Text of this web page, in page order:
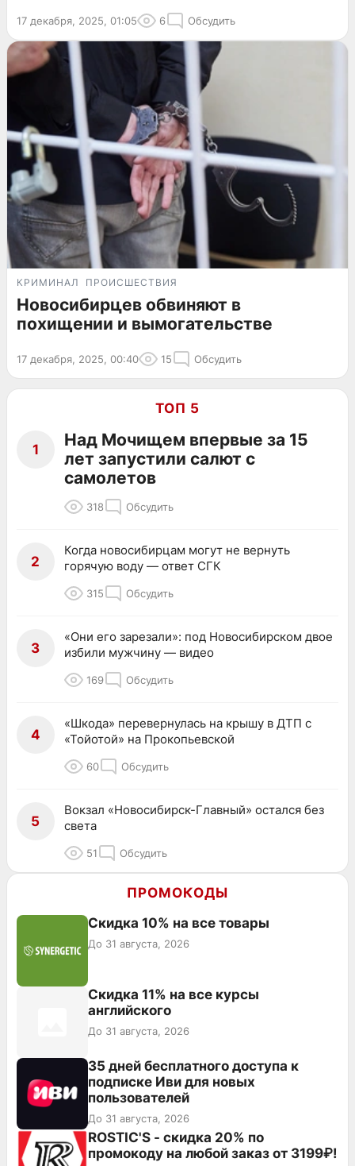
17 декабря, 2025, 01:05 6 Обсудить
КРИМИНАЛ ПРОИСШЕСТВИЯ
Новосибирцев обвиняют в
похищении и вымогательстве
17 декабря, 2025, 00:40 15 Обсудить
ТОП 5
1
Над Мочищем впервые за 15
лет запустили салют с
самолетов
318 Обсудить
2
Когда новосибирцам могут не вернуть
горячую воду — ответ СГК
315 Обсудить
3
«Они его зарезали»: под Новосибирском двое
избили мужчину — видео
169 Обсудить
4
«Шкода» перевернулась на крышу в ДТП с
«Тойотой» на Прокопьевской
60 Обсудить
5
Вокзал «Новосибирск-Главный» остался без
света
51 Обсудить
ПРОМОКОДЫ
Скидка 10% на все товары
До 31 августа, 2026
Скидка 11% на все курсы
английского
До 31 августа, 2026
35 дней бесплатного доступа к
подписке Иви для новых
пользователей
До 31 августа, 2026
ROSTIC'S - скидка 20% по
промокоду на любой заказ от 3199₽!